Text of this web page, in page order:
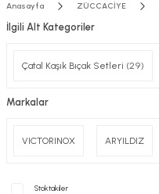
Anasayfa ZÜCCACİYE
İlgili Alt Kategoriler
Çatal Kaşık Bıçak Setleri (29)
Markalar
VICTORINOX ARYILDIZ
Stoktakiler